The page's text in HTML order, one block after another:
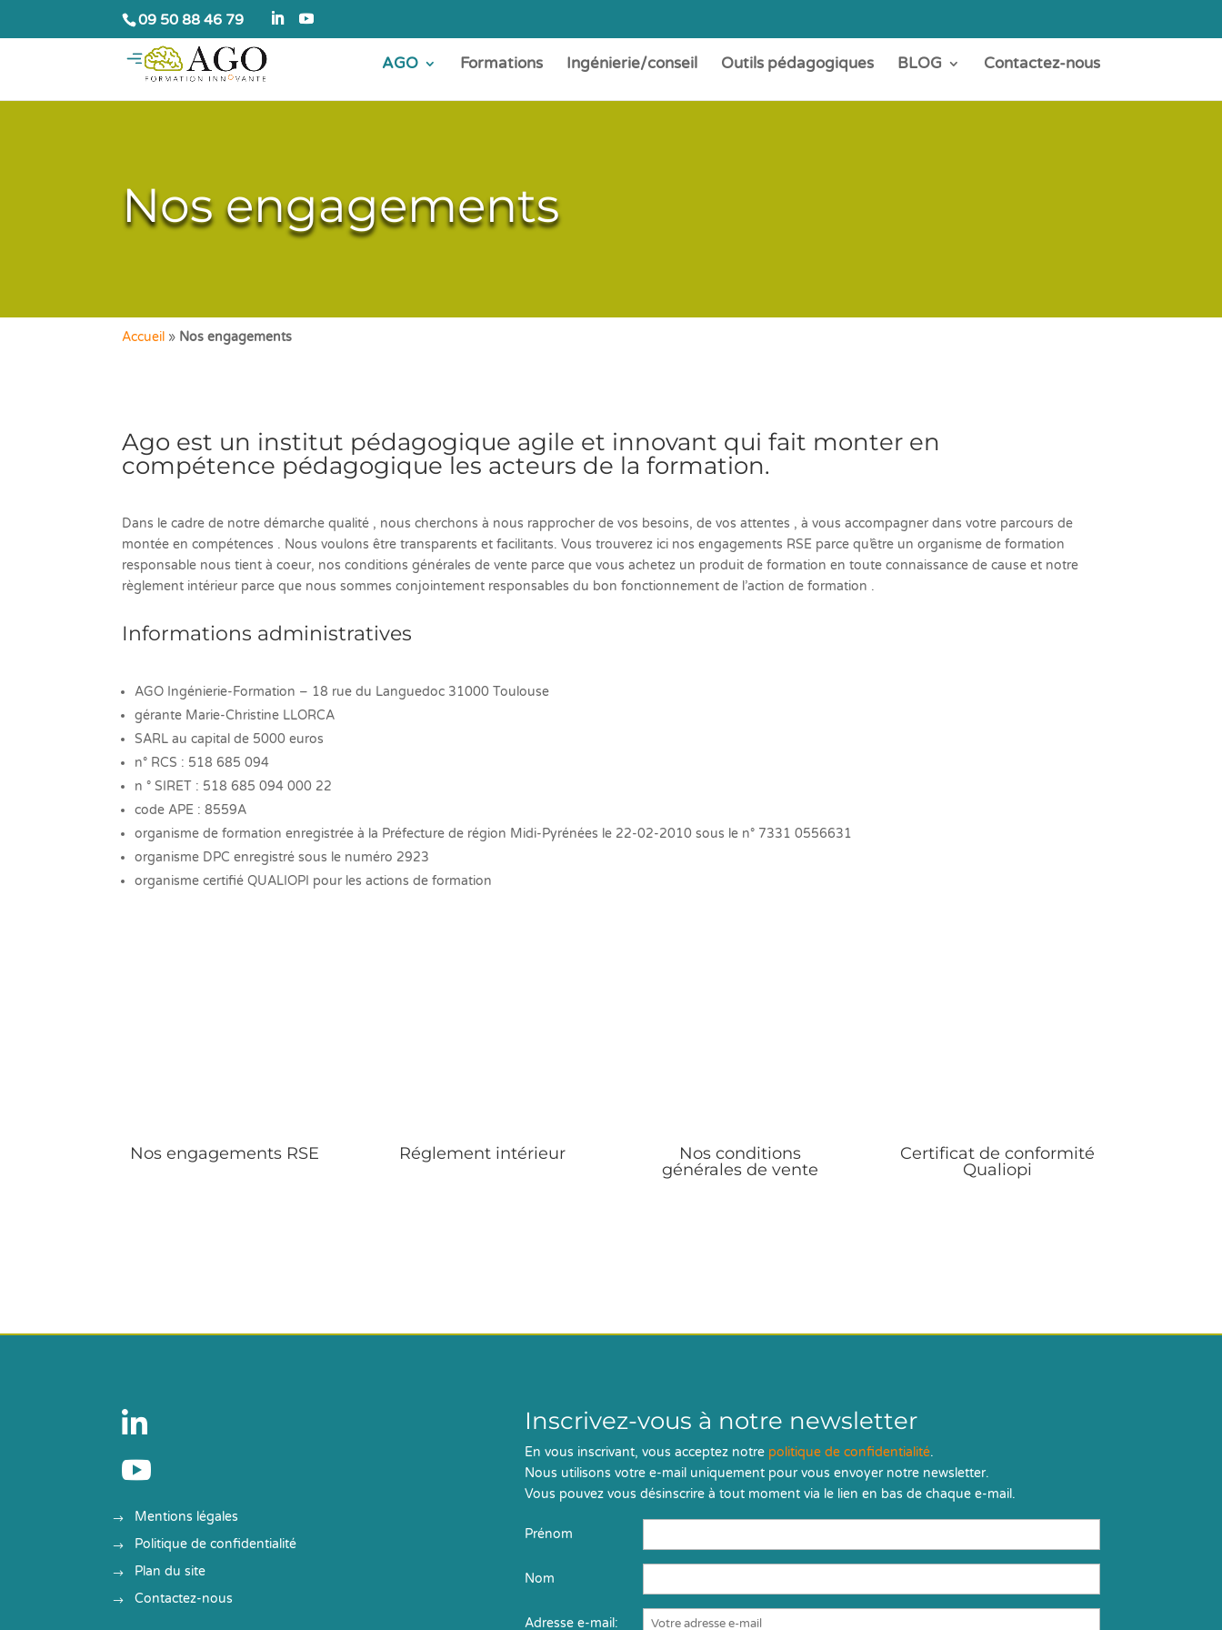
09 50 88 46 79
AGO Formations Ingénierie/conseil Outils pédagogiques BLOG Contactez-nous
Nos engagements
Accueil » Nos engagements
Ago est un institut pédagogique agile et innovant qui fait monter en
compétence pédagogique les acteurs de la formation.
Dans le cadre de notre démarche qualité , nous cherchons à nous rapprocher de vos besoins, de vos attentes , à vous accompagner dans votre parcours de
montée en compétences . Nous voulons être transparents et facilitants. Vous trouverez ici nos engagements RSE parce qu’être un organisme de formation
responsable nous tient à coeur, nos conditions générales de vente parce que vous achetez un produit de formation en toute connaissance de cause et notre
règlement intérieur parce que nous sommes conjointement responsables du bon fonctionnement de l’action de formation .
Informations administratives
AGO Ingénierie-Formation – 18 rue du Languedoc 31000 Toulouse
gérante Marie-Christine LLORCA
SARL au capital de 5000 euros
n° RCS : 518 685 094
n ° SIRET : 518 685 094 000 22
code APE : 8559A
organisme de formation enregistrée à la Préfecture de région Midi-Pyrénées le 22-02-2010 sous le n° 7331 0556631
organisme DPC enregistré sous le numéro 2923
organisme certifié QUALIOPI pour les actions de formation
Nos engagements RSE Réglement intérieur
Nos conditions
générales de vente
Certificat de conformité
Qualiopi


Mentions légales
Politique de confidentialité
Plan du site
Contactez-nous
Inscrivez-vous à notre newsletter
En vous inscrivant, vous acceptez notre politique de confidentialité.
Nous utilisons votre e-mail uniquement pour vous envoyer notre newsletter.
Vous pouvez vous désinscrire à tout moment via le lien en bas de chaque e-mail.
Prénom
Nom
Adresse e-mail: